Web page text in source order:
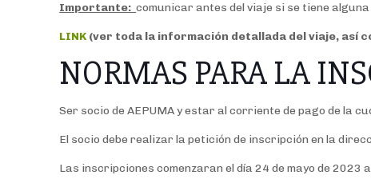
Importante:comunicar antes del viaje si se tiene
LINK (ver toda la información detallada del viaje, así
NORMAS PARA LA
Ser socio de AEPUMA y estar al corriente de pago de la
El socio debe realizar la petición de inscripción en la
Las inscripciones comenzaran el día 24 de mayo de